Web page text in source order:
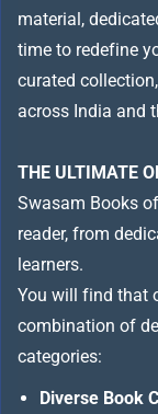
material,
time to redefine
curated
across India and
THE ULTIMATE
Swasam Books
reader, from
learners.
You will find that
combination of
categories:
Diverse Book